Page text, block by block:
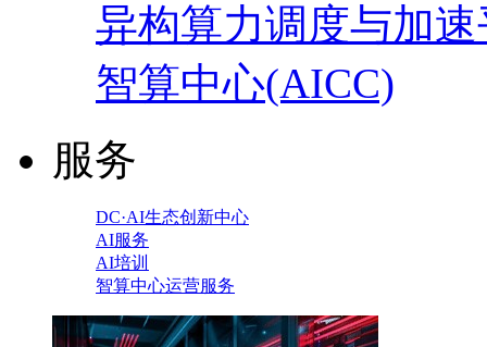
异构算力调度与加
智算中心(AICC)
服务
DC·AI生态创新中心
AI服务
AI培训
智算中心运营服务